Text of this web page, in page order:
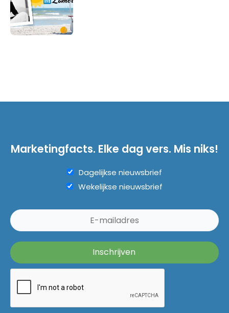
Marketingfacts. Elke dag vers. Mis niks!
Dagelijkse nieuwsbrief
Wekelijkse nieuwsbrief